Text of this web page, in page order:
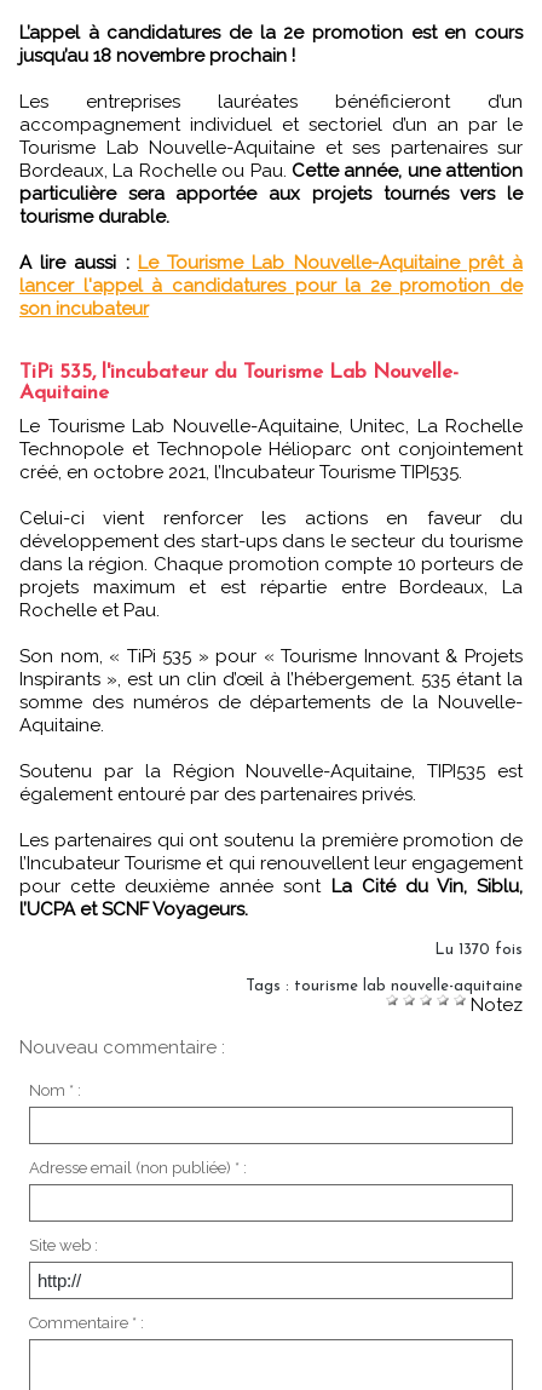
L’appel à candidatures de la 2e promotion est en cours
jusqu’au 18 novembre prochain !
Les entreprises lauréates bénéficieront d’un
accompagnement individuel et sectoriel d’un an par le
Tourisme Lab Nouvelle-Aquitaine et ses partenaires sur
Bordeaux, La Rochelle ou Pau. Cette année, une attention
particulière sera apportée aux projets tournés vers le
tourisme durable.
A lire aussi : Le Tourisme Lab Nouvelle-Aquitaine prêt à
lancer l'appel à candidatures pour la 2e promotion de
son incubateur
TiPi 535, l'incubateur du Tourisme Lab Nouvelle-
Aquitaine
Le Tourisme Lab Nouvelle-Aquitaine, Unitec, La Rochelle
Technopole et Technopole Hélioparc ont conjointement
créé, en octobre 2021, l’Incubateur Tourisme TIPI535.
Celui-ci vient renforcer les actions en faveur du
développement des start-ups dans le secteur du tourisme
dans la région. Chaque promotion compte 10 porteurs de
projets maximum et est répartie entre Bordeaux, La
Rochelle et Pau.
Son nom, « TiPi 535 » pour « Tourisme Innovant & Projets
Inspirants », est un clin d’œil à l’hébergement. 535 étant la
somme des numéros de départements de la Nouvelle-
Aquitaine.
Soutenu par la Région Nouvelle-Aquitaine, TIPI535 est
également entouré par des partenaires privés.
Les partenaires qui ont soutenu la première promotion de
l’Incubateur Tourisme et qui renouvellent leur engagement
pour cette deuxième année sont La Cité du Vin, Siblu,
l’UCPA et SCNF Voyageurs.
Lu 1370 fois
Tags : tourisme lab nouvelle-aquitaine
Notez
Nouveau commentaire :
Nom * :
Adresse email (non publiée) * :
Site web :
Commentaire * :